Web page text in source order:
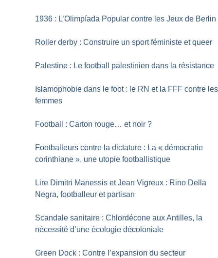
1936 : L’Olimpíada Popular contre les Jeux de Berlin
Roller derby : Construire un sport féministe et queer
Palestine : Le football palestinien dans la résistance
Islamophobie dans le foot : le RN et la FFF contre les
femmes
Football : Carton rouge… et noir ?
Footballeurs contre la dictature : La « démocratie
corinthiane », une utopie footballistique
Lire Dimitri Manessis et Jean Vigreux : Rino Della
Negra, footballeur et partisan
Scandale sanitaire : Chlordécone aux Antilles, la
nécessité d’une écologie décoloniale
Green Dock : Contre l’expansion du secteur